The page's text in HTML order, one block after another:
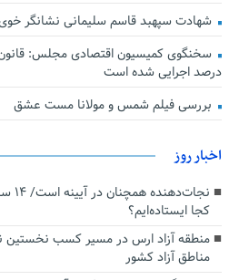
شهادت سپهبد قاسم سلیمانی نشانگر
درصد اجرایی شده است
بررسی فیلم شمس و مولانا مست عشق
اخبار روز
کجا ایستاده‌ایم؟
منطقه آزاد ارس در مسیر کسب نخستین
مناطق آزاد کشور